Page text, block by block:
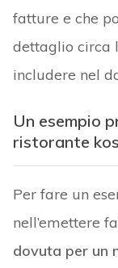
fatture e che
dettaglio circa
includere nel
Un esempio
ristorante
Per fare un
nell’emettere
dovuta per un